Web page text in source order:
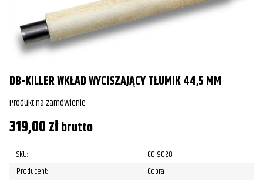
DB-KILLER WKŁAD WYCISZAJĄCY TŁUMIK 44,5 MM
Produkt na zamówienie
319,00złbrutto
SKU:
CO-9028
Producent:
Cobra